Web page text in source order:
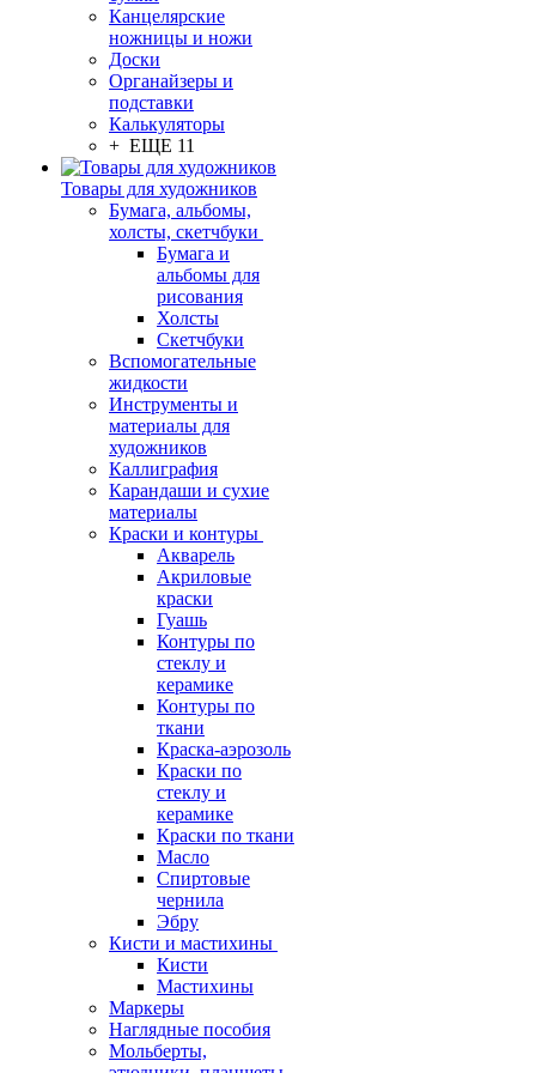
Канцелярские
ножницы и ножи
Доски
Органайзеры и
подставки
Калькуляторы
+ ЕЩЕ 11
Товары для художников
Бумага, альбомы,
холсты, скетчбуки
Бумага и
альбомы для
рисования
Холсты
Скетчбуки
Вспомогательные
жидкости
Инструменты и
материалы для
художников
Каллиграфия
Карандаши и сухие
материалы
Краски и контуры
Акварель
Акриловые
краски
Гуашь
Контуры по
стеклу и
керамике
Контуры по
ткани
Краска-аэрозоль
Краски по
стеклу и
керамике
Краски по ткани
Масло
Спиртовые
чернила
Эбру
Кисти и мастихины
Кисти
Мастихины
Маркеры
Наглядные пособия
Мольберты,